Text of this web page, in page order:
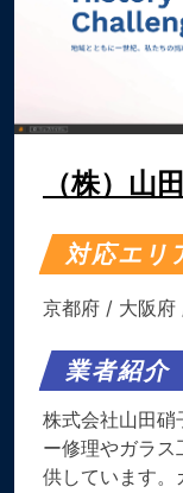
（株）山
対応エリ
京都府 / 大阪府
業者紹介
株式会社山田硝
ー修理やガラ
供しています。